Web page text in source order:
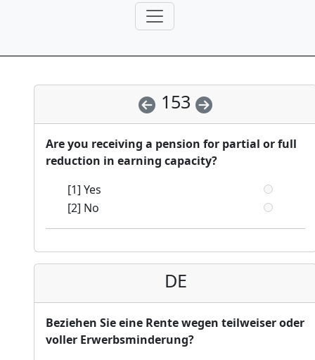
153
Are you receiving a pension for partial or full
reduction in earning capacity?
[1] Yes
[2] No
DE
Beziehen Sie eine Rente wegen teilweiser oder
voller Erwerbsminderung?